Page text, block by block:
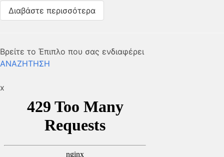
Διαβάστε περισσότερα
Βρείτε το Έπιπλο που σας ενδιαφέρει
ΑΝΑΖΗΤΗΣΗ
x